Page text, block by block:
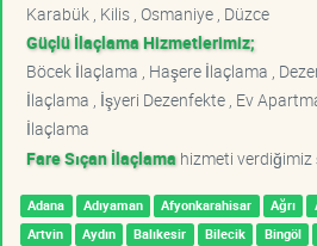
Karabük , Kilis , Osmaniye , Düzce
Güçlü İlaçlama Hizmetlerimiz;
Böcek İlaçlama , Haşere İlaçlama ,
İlaçlama , İşyeri Dezenfekte , Ev
İlaçlama
Fare Sıçan İlaçlama hizmeti verdiğimiz
Adana Adıyaman Afyonkarahisar Ağrı
Artvin
Aydın Balıkesir Bilecik Bingöl